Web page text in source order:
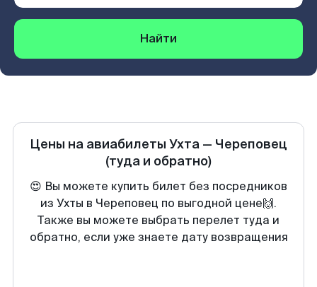
Найти
Цены на авиабилеты Ухта — Череповец
(туда и обратно)
😍 Вы можете купить билет без посредников
из Ухты в Череповец по выгодной цене🙌.
Также вы можете выбрать перелет туда и
обратно, если уже знаете дату возвращения